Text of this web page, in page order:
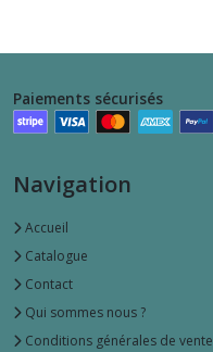
Paiements sécurisés
Navigation
Accueil
Catalogue
Contact
Qui sommes nous ?
Conditions générales de vente